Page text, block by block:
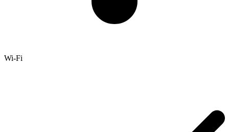
Wi-Fi